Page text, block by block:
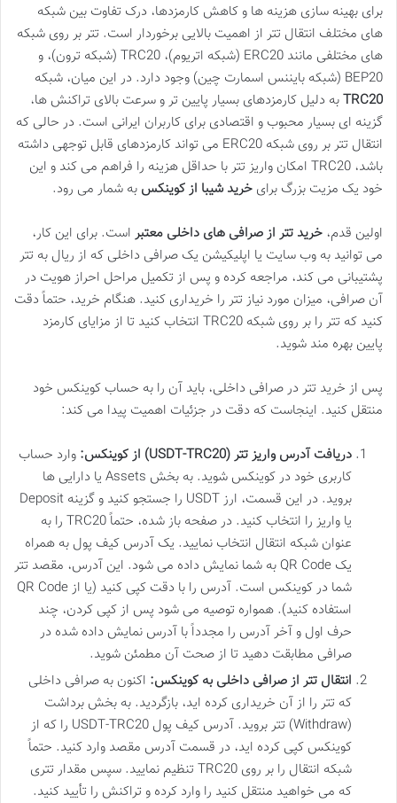
برای بهینه سازی هزینه ها و کاهش کارمزدها، درک تفاوت بین شبکه
های مختلف انتقال تتر از اهمیت بالایی برخوردار است. تتر بر روی شبکه
های مختلفی مانند ERC20 (شبکه اتریوم)، TRC20 (شبکه ترون)، و
BEP20 (شبکه بایننس اسمارت چین) وجود دارد. در این میان، شبکه
TRC20به دلیل کارمزدهای بسیار پایین تر و سرعت بالای تراکنش ها،
گزینه ای بسیار محبوب و اقتصادی برای کاربران ایرانی است. در حالی که
انتقال تتر بر روی شبکه ERC20 می تواند کارمزدهای قابل توجهی داشته
باشد، TRC20 امکان واریز تتر با حداقل هزینه را فراهم می کند و این
خود یک مزیت بزرگ برای خرید شیبا از کوینکس به شمار می رود.
اولین قدم، خرید تتر از صرافی های داخلی معتبر است. برای این کار،
می توانید به وب سایت یا اپلیکیشن یک صرافی داخلی که از ریال به تتر
پشتیبانی می کند، مراجعه کرده و پس از تکمیل مراحل احراز هویت در
آن صرافی، میزان مورد نیاز تتر را خریداری کنید. هنگام خرید، حتماً دقت
کنید که تتر را بر روی شبکه TRC20 انتخاب کنید تا از مزایای کارمزد
پایین بهره مند شوید.
پس از خرید تتر در صرافی داخلی، باید آن را به حساب کوینکس خود
منتقل کنید. اینجاست که دقت در جزئیات اهمیت پیدا می کند:
دریافت آدرس واریز تتر (USDT-TRC20) از کوینکس:
وارد حساب
کاربری خود در کوینکس شوید. به بخش Assets یا دارایی ها
بروید. در این قسمت، ارز USDT را جستجو کنید و گزینه Deposit
یا واریز را انتخاب کنید. در صفحه باز شده، حتماً TRC20 را به
عنوان شبکه انتقال انتخاب نمایید. یک آدرس کیف پول به همراه
یک QR Code به شما نمایش داده می شود. این آدرس، مقصد تتر
شما در کوینکس است. آدرس را با دقت کپی کنید (یا از QR Code
استفاده کنید). همواره توصیه می شود پس از کپی کردن، چند
حرف اول و آخر آدرس را مجدداً با آدرس نمایش داده شده در
صرافی مطابقت دهید تا از صحت آن مطمئن شوید.
انتقال تتر از صرافی داخلی به کوینکس: اکنون به صرافی داخلی
که تتر را از آن خریداری کرده اید، بازگردید. به بخش برداشت
(Withdraw) تتر بروید. آدرس کیف پول USDT-TRC20 را که از
کوینکس کپی کرده اید، در قسمت آدرس مقصد وارد کنید. حتماً
شبکه انتقال را بر روی TRC20 تنظیم نمایید. سپس مقدار تتری
که می خواهید منتقل کنید را وارد کرده و تراکنش را تأیید کنید.